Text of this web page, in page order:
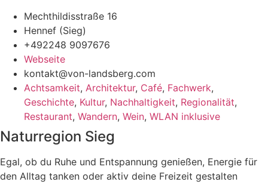
Mechthildisstraße 16
Hennef (Sieg)
+492248 9097676
Webseite
kontakt@von-landsberg.com
Achtsamkeit, Architektur, Café, Fachwerk,
Geschichte, Kultur, Nachhaltigkeit, Regionalität,
Restaurant, Wandern, Wein, WLAN inklusive
Naturregion Sieg
Egal, ob du Ruhe und Entspannung genießen, Energie für
den Alltag tanken oder aktiv deine Freizeit gestalten